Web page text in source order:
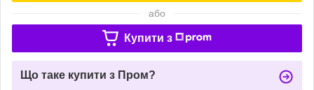
або
Купити з
Що таке купити з Пром?